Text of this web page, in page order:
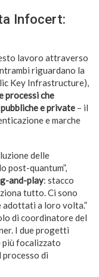
Infocert:
lavoro attraverso
riguardano la
Key Infrastructure),
processi che
e private – il
e marche
delle
post-quantum”,
and-play: stacco
tutto. Ci sono
a loro volta.”
di coordinatore del
I due progetti
focalizzato
di